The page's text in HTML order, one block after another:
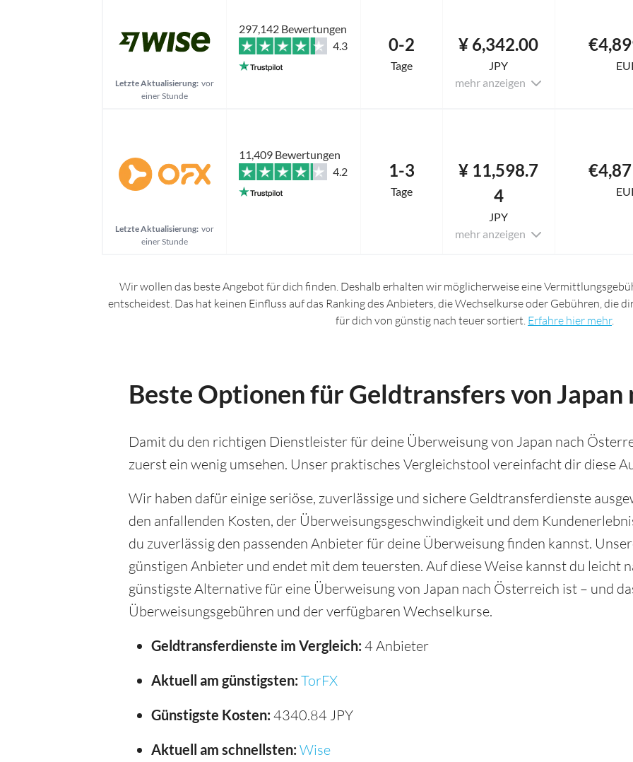
Letzte Aktualisierung: vor
einer Stunde
297,142 Bewertungen
4.3
0-2
Tage
¥ 6,342.00
JPY
mehr anzeigen
Letzte Aktualisierung: vor
einer Stunde
11,409 Bewertungen
4.2
1-3
Tage
¥ 11,598.7
4
JPY
mehr anzeigen
Wir wollen das beste Angebot für dich finden. Deshalb erhalten wir möglicherweise eine
entscheidest. Das hat keinen Einfluss auf das Ranking des Anbieters, die Wechselkurse oder Gebühren, die
für dich von günstig nach teuer sortiert. Erfahre hier mehr.
Beste Optionen für Geldtransfers von
Damit du den richtigen Dienstleister für deine Überweisung von Japan nach
zuerst ein wenig umsehen. Unser praktisches Vergleichstool vereinfacht dir diese
Wir haben dafür einige seriöse, zuverlässige und sichere Geldtransferdienste
den anfallenden Kosten, der Überweisungsgeschwindigkeit und dem
du zuverlässig den passenden Anbieter für deine Überweisung finden kannst.
günstigen Anbieter und endet mit dem teuersten. Auf diese Weise kannst du leicht
günstigste Alternative für eine Überweisung von Japan nach Österreich ist – und
Überweisungsgebühren und der verfügbaren Wechselkurse.
Geldtransferdienste im Vergleich: 4 Anbieter
Aktuell am günstigsten: TorFX
Günstigste Kosten: 4340.84 JPY
Aktuell am schnellsten: Wise